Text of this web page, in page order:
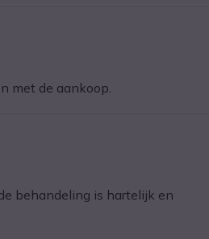
met de aankoop.
behandeling is hartelijk en